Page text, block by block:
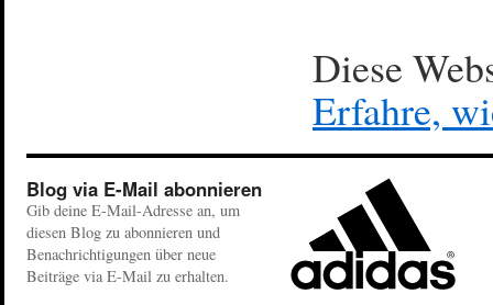
Diese
Erfahre,
Blog via E-Mail abonnieren
Gib deine E-Mail-Adresse an, um
diesen Blog zu abonnieren und
Benachrichtigungen über neue
Beiträge via E-Mail zu erhalten.